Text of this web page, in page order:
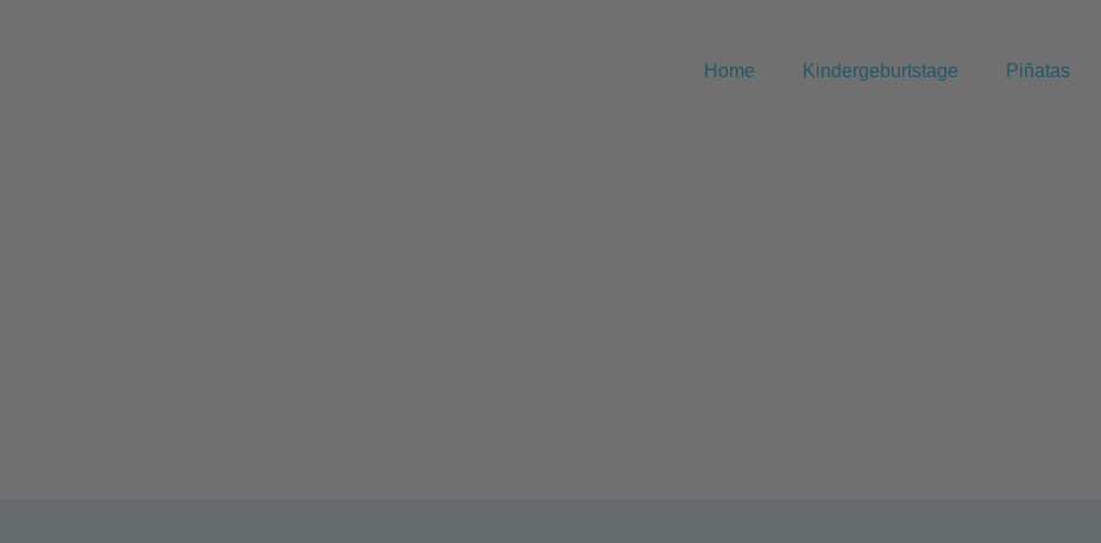
Home Kindergeburtstage Piñatas